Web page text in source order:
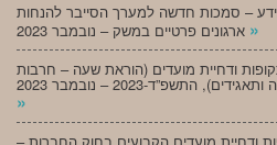
מידע – סמכות חדשה למערך הסייבר להנחות
»
ודחיית מועדים (הוראת שעה – חרבות
התשפ”ד-2023 – נובמבר 2023
»